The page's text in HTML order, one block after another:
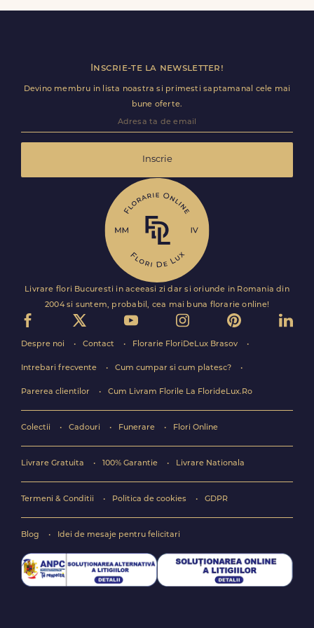
ramane optional si il poti personaliza.
Inscrie-te la newsletter!
Devino membru in lista noastra si primesti saptamanal cele mai
bune oferte.
Inscrie
Livrare flori Bucuresti in aceeasi zi dar si oriunde in Romania din
2004 si suntem, probabil, cea mai buna florarie online!
Despre noi Contact Florarie FloriDeLux Brasov
Intrebari frecvente Cum cumpar si cum platesc?
Parerea clientilor Cum Livram Florile La FlorideLux.Ro
Colectii Cadouri Funerare Flori Online
Livrare Gratuita 100% Garantie Livrare Nationala
Termeni & Conditii Politica de cookies GDPR
Blog Idei de mesaje pentru felicitari